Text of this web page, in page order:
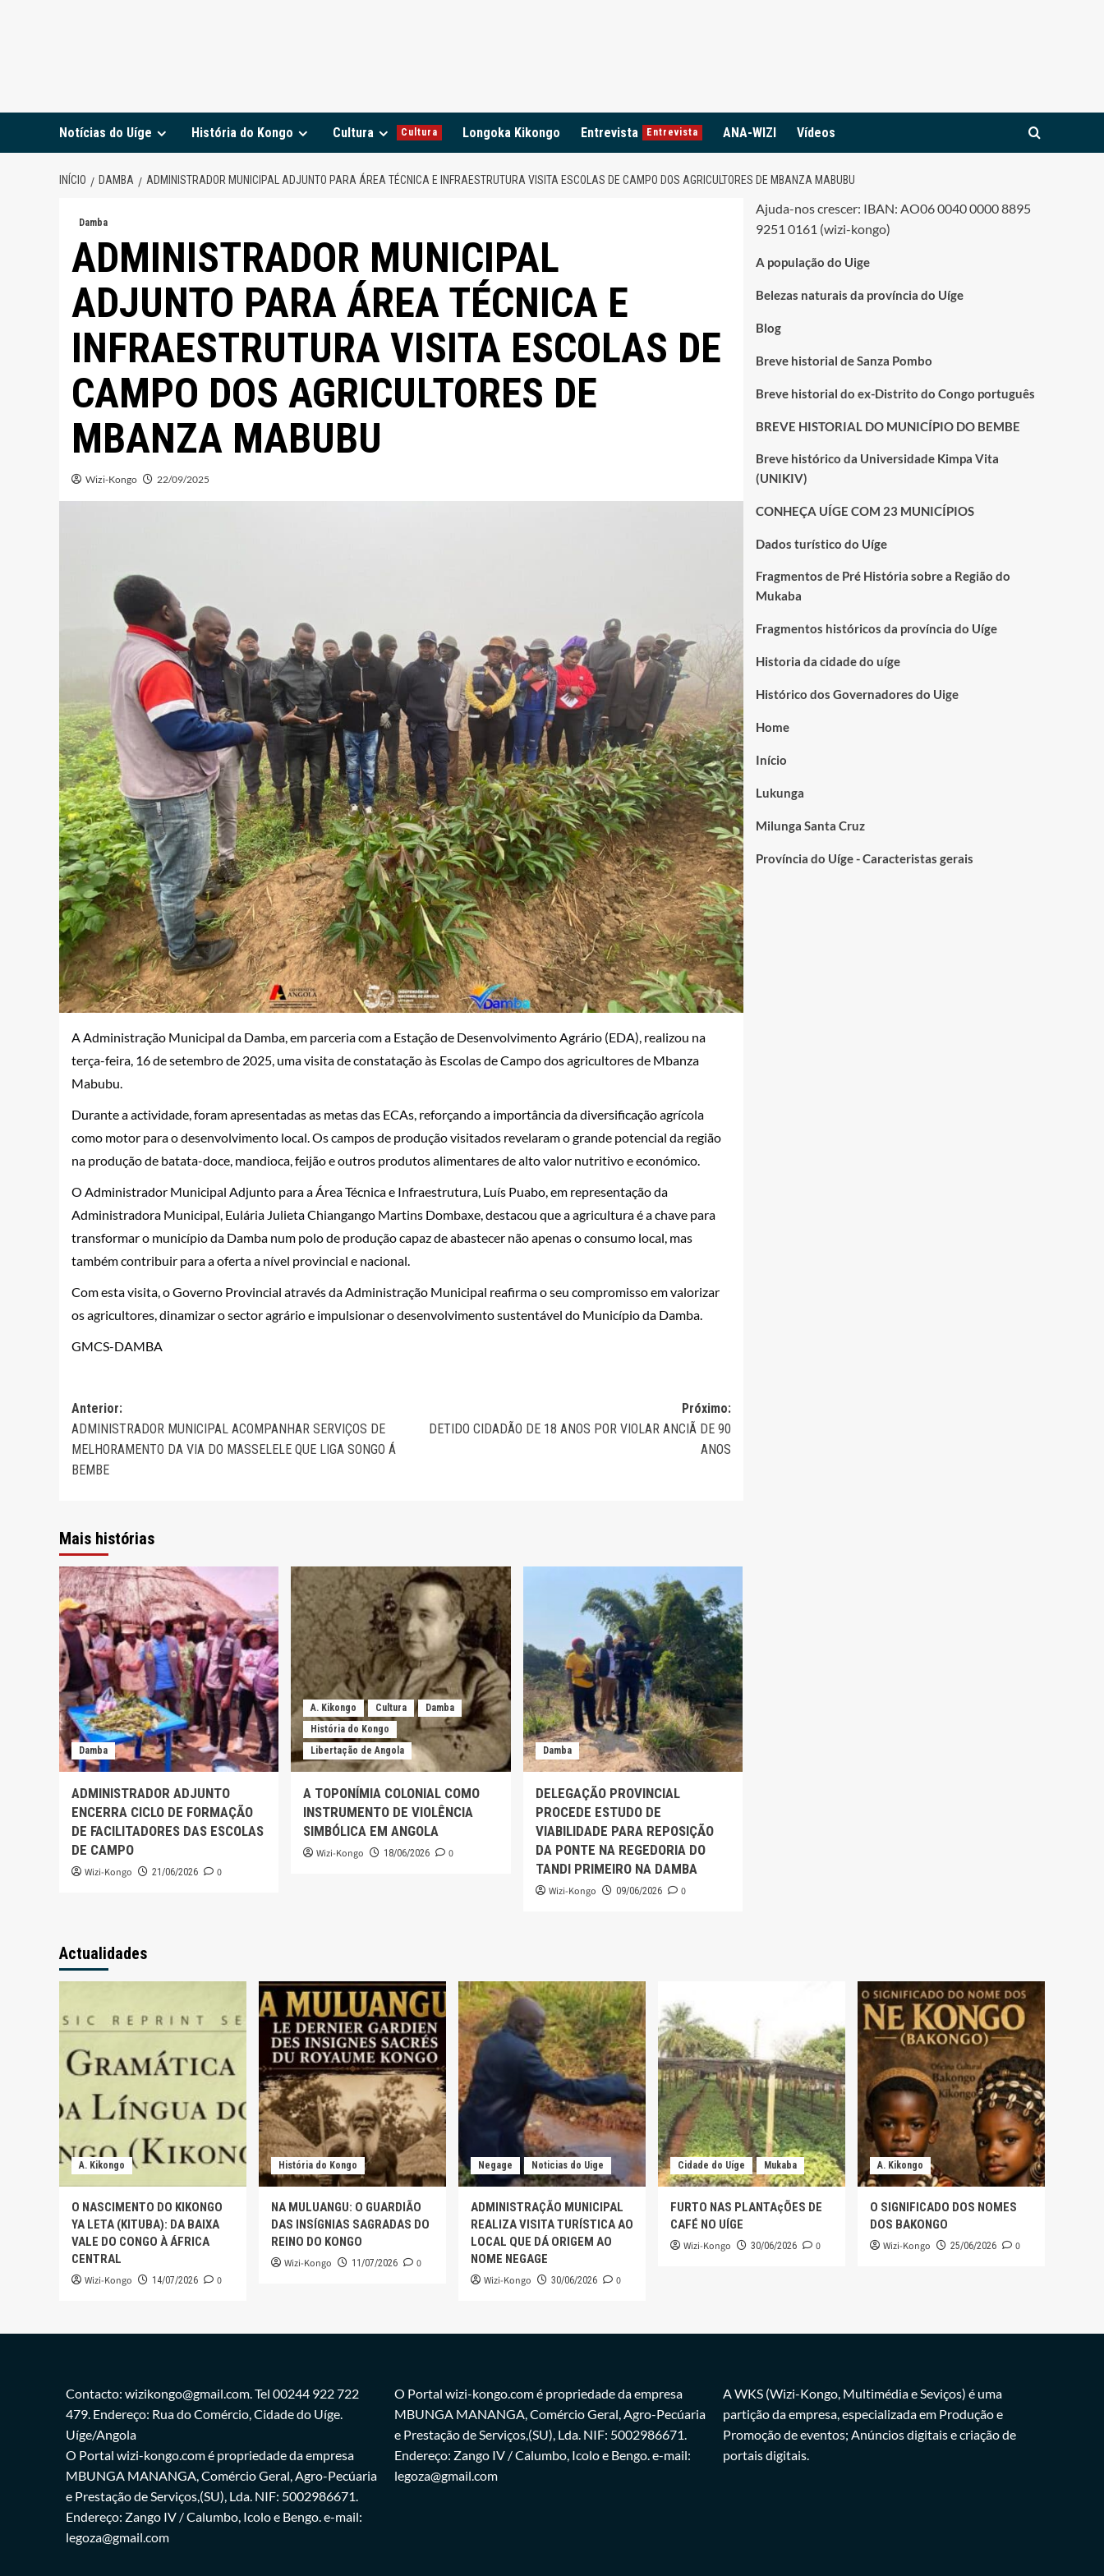
Notícias do Uíge História do Kongo Cultura Cultura Longoka Kikongo Entrevista Entrevista ANA-WIZI Vídeos
INÍCIO DAMBA ADMINISTRADOR MUNICIPAL ADJUNTO PARA ÁREA TÉCNICA E INFRAESTRUTURA VISITA ESCOLAS DE CAMPO DOS AGRICULTORES DE MBANZA MABUBU
Damba
ADMINISTRADOR MUNICIPAL
ADJUNTO PARA ÁREA TÉCNICA E
INFRAESTRUTURA VISITA ESCOLAS DE
CAMPO DOS AGRICULTORES DE
MBANZA MABUBU
Wizi-Kongo 22/09/2025
A Administração Municipal da Damba, em parceria com a Estação de Desenvolvimento Agrário (EDA), realizou na
terça-feira, 16 de setembro de 2025, uma visita de constatação às Escolas de Campo dos agricultores de Mbanza
Mabubu.
Durante a actividade, foram apresentadas as metas das ECAs, reforçando a importância da diversificação agrícola
como motor para o desenvolvimento local. Os campos de produção visitados revelaram o grande potencial da região
na produção de batata-doce, mandioca, feijão e outros produtos alimentares de alto valor nutritivo e económico.
O Administrador Municipal Adjunto para a Área Técnica e Infraestrutura, Luís Puabo, em representação da
Administradora Municipal, Eulária Julieta Chiangango Martins Dombaxe, destacou que a agricultura é a chave para
transformar o município da Damba num polo de produção capaz de abastecer não apenas o consumo local, mas
também contribuir para a oferta a nível provincial e nacional.
Com esta visita, o Governo Provincial através da Administração Municipal reafirma o seu compromisso em valorizar
os agricultores, dinamizar o sector agrário e impulsionar o desenvolvimento sustentável do Município da Damba.
GMCS-DAMBA
Navegação
de
artigos
Anterior:
ADMINISTRADOR MUNICIPAL ACOMPANHAR SERVIÇOS DE
MELHORAMENTO DA VIA DO MASSELELE QUE LIGA SONGO Á
BEMBE
Próximo:
DETIDO CIDADÃO DE 18 ANOS POR VIOLAR ANCIÃ DE 90
ANOS
Mais histórias
Damba
ADMINISTRADOR ADJUNTO
ENCERRA CICLO DE FORMAÇÃO
DE FACILITADORES DAS ESCOLAS
DE CAMPO
Wizi-Kongo 21/06/2026 0
A. Kikongo Cultura
Damba
História do Kongo
Libertação de Angola
A TOPONÍMIA COLONIAL COMO
INSTRUMENTO DE VIOLÊNCIA
SIMBÓLICA EM ANGOLA
Wizi-Kongo 18/06/2026 0
Damba
DELEGAÇÃO PROVINCIAL
PROCEDE ESTUDO DE
VIABILIDADE PARA REPOSIÇÃO
DA PONTE NA REGEDORIA DO
TANDI PRIMEIRO NA DAMBA
Wizi-Kongo 09/06/2026 0
Ajuda-nos crescer: IBAN: AO06 0040 0000 8895
9251 0161 (wizi-kongo)
A população do Uige
Belezas naturais da província do Uíge
Blog
Breve historial de Sanza Pombo
Breve historial do ex-Distrito do Congo português
BREVE HISTORIAL DO MUNICÍPIO DO BEMBE
Breve histórico da Universidade Kimpa Vita
(UNIKIV)
CONHEÇA UÍGE COM 23 MUNICÍPIOS
Dados turístico do Uíge
Fragmentos de Pré História sobre a Região do
Mukaba
Fragmentos históricos da província do Uíge
Historia da cidade do uíge
Histórico dos Governadores do Uige
Home
Início
Lukunga
Milunga Santa Cruz
Província do Uíge - Caracteristas gerais
Actualidades
A. Kikongo
O NASCIMENTO DO KIKONGO
YA LETA (KITUBA): DA BAIXA
VALE DO CONGO À ÁFRICA
CENTRAL
Wizi-Kongo 14/07/2026 0
História do Kongo
NA MULUANGU: O GUARDIÃO
DAS INSÍGNIAS SAGRADAS DO
REINO DO KONGO
Wizi-Kongo 11/07/2026 0
Negage Noticias do Uige
ADMINISTRAÇÃO MUNICIPAL
REALIZA VISITA TURÍSTICA AO
LOCAL QUE DÁ ORIGEM AO
NOME NEGAGE
Wizi-Kongo 30/06/2026 0
Cidade do Uíge Mukaba
FURTO NAS PLANTAçÕES DE
CAFÉ NO UÍGE
Wizi-Kongo 30/06/2026 0
A. Kikongo
O SIGNIFICADO DOS NOMES
DOS BAKONGO
Wizi-Kongo 25/06/2026 0
Contacto: wizikongo@gmail.com. Tel 00244 922 722
479. Endereço: Rua do Comércio, Cidade do Uíge.
Uíge/Angola
O Portal wizi-kongo.com é propriedade da empresa
MBUNGA MANANGA, Comércio Geral, Agro-Pecúaria
e Prestação de Serviços,(SU), Lda. NIF: 5002986671.
Endereço: Zango IV / Calumbo, Icolo e Bengo. e-mail:
legoza@gmail.com
O Portal wizi-kongo.com é propriedade da empresa
MBUNGA MANANGA, Comércio Geral, Agro-Pecúaria
e Prestação de Serviços,(SU), Lda. NIF: 5002986671.
Endereço: Zango IV / Calumbo, Icolo e Bengo. e-mail:
legoza@gmail.com
A WKS (Wizi-Kongo, Multimédia e Seviços) é uma
partição da empresa, especializada em Produção e
Promoção de eventos; Anúncios digitais e criação de
portais digitais.